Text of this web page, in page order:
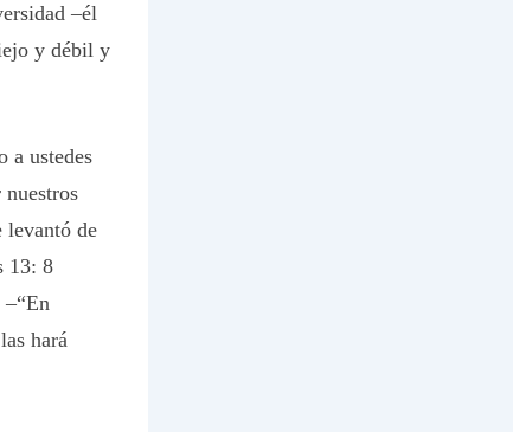
–él
y débil y
a ustedes
levantó de
13: 8
hará